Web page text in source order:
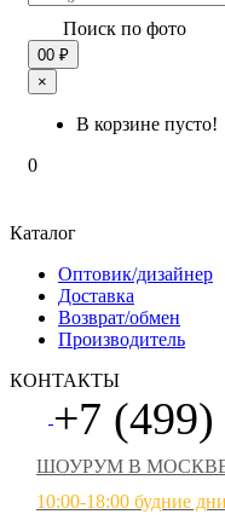
Поиск по фото
00 ₽
×
В корзине пусто!
0
Каталог
Оптовик/дизайнер
Доставка
Возврат/обмен
Производитель
КОНТАКТЫ
+7
ШОУРУМ В
10:00-18:00 будние дни